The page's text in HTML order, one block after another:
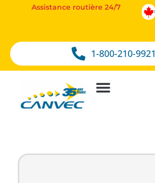
1-800-210-9921
Assistance routière 24/7